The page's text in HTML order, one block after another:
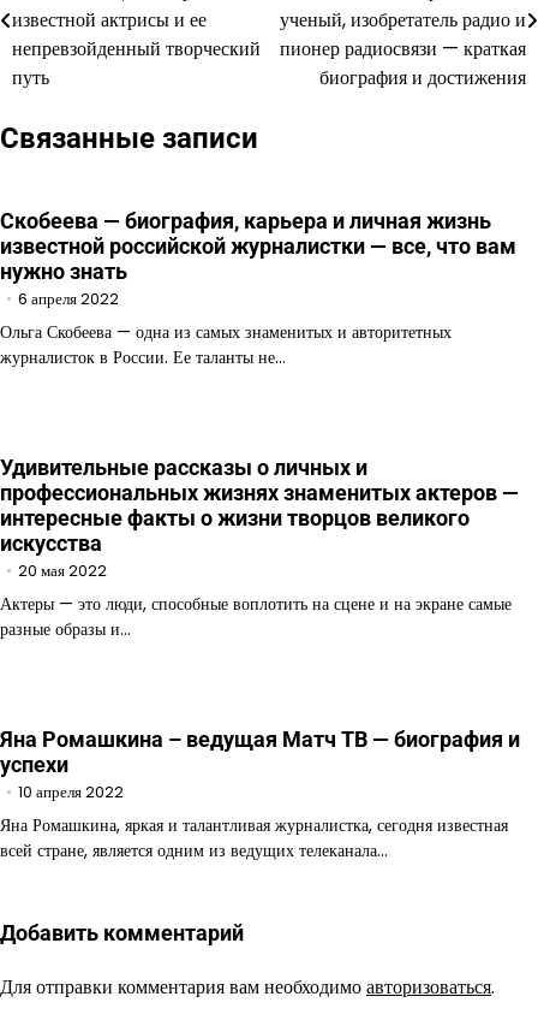
по
записям
известной актрисы и ее
непревзойденный творческий
путь
ученый, изобретатель радио и
пионер радиосвязи — краткая
биография и достижения
Связанные записи
Скобеева — биография, карьера и личная жизнь
известной российской журналистки — все, что вам
нужно знать
6 апреля 2022
Ольга Скобеева — одна из самых знаменитых и авторитетных
журналисток в России. Ее таланты не…
Удивительные рассказы о личных и
профессиональных жизнях знаменитых актеров —
интересные факты о жизни творцов великого
искусства
20 мая 2022
Актеры — это люди, способные воплотить на сцене и на экране самые
разные образы и…
Яна Ромашкина – ведущая Матч ТВ — биография и
успехи
10 апреля 2022
Яна Ромашкина, яркая и талантливая журналистка, сегодня известная
всей стране, является одним из ведущих телеканала…
Добавить комментарий
Для отправки комментария вам необходимоавторизоваться.